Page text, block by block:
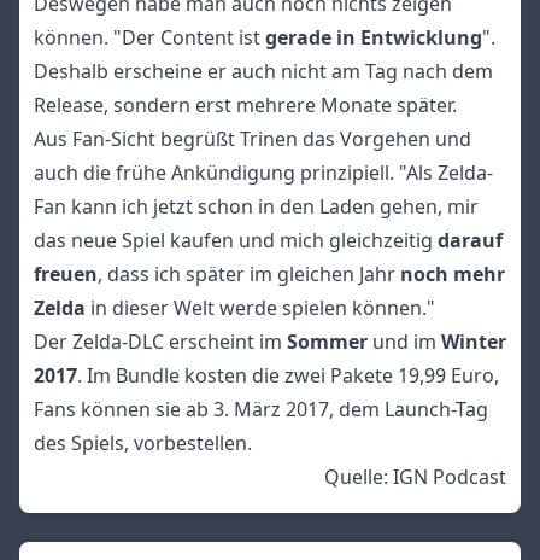
können. "Der Content istgerade in Entwicklung".
Deshalb erscheine er auch nicht am Tag nach dem
Release, sondern erst mehrere Monate später.
Aus Fan-Sicht begrüßt Trinen das Vorgehen und
auch die frühe Ankündigung prinzipiell. "Als Zelda-
Fan kann ich jetzt schon in den Laden gehen, mir
das neue Spiel kaufen und mich gleichzeitig darauf
freuen, dass ich später im gleichen Jahr noch mehr
Zelda in dieser Welt werde spielen können."
Der Zelda-DLC erscheint im Sommer und im Winter
2017. Im Bundle kosten die zwei Pakete 19,99 Euro,
Fans können sie ab 3. März 2017, dem Launch-Tag
des Spiels, vorbestellen.
Quelle: IGN Podcast